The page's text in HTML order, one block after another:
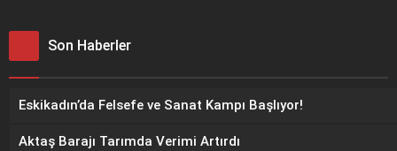
Son Haberler
Eskikadın’da Felsefe ve Sanat Kampı Başlıyor!
Aktaş Barajı Tarımda Verimi Artırdı